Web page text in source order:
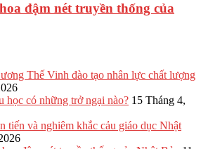
đậm nét truyền thống của
Thế Vinh đào tạo nhân lực chất lượng
học có những trở ngại nào? 15 Tháng 4,
tiến và nghiêm khắc cảu giáo dục Nhật